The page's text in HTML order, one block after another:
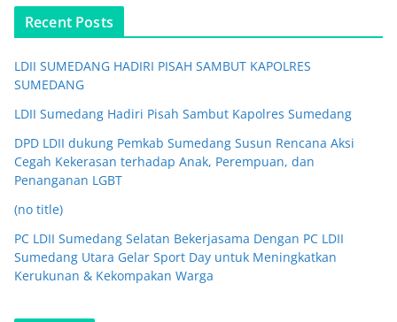
Recent Posts
LDII SUMEDANG HADIRI PISAH SAMBUT KAPOLRES
SUMEDANG
LDII Sumedang Hadiri Pisah Sambut Kapolres Sumedang
DPD LDII dukung Pemkab Sumedang Susun Rencana Aksi
Cegah Kekerasan terhadap Anak, Perempuan, dan
Penanganan LGBT
(no title)
PC LDII Sumedang Selatan Bekerjasama Dengan PC LDII
Sumedang Utara Gelar Sport Day untuk Meningkatkan
Kerukunan & Kekompakan Warga